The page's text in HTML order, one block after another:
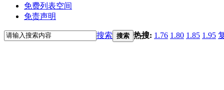
免费列表空间
免责声明
搜索 搜索 热搜: 1.76 1.80 1.85 1.95